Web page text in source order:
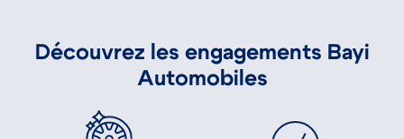
Découvrez les engagements Bayi
Automobiles